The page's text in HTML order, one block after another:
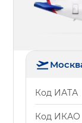
Код ИАТА
Код ИКАО